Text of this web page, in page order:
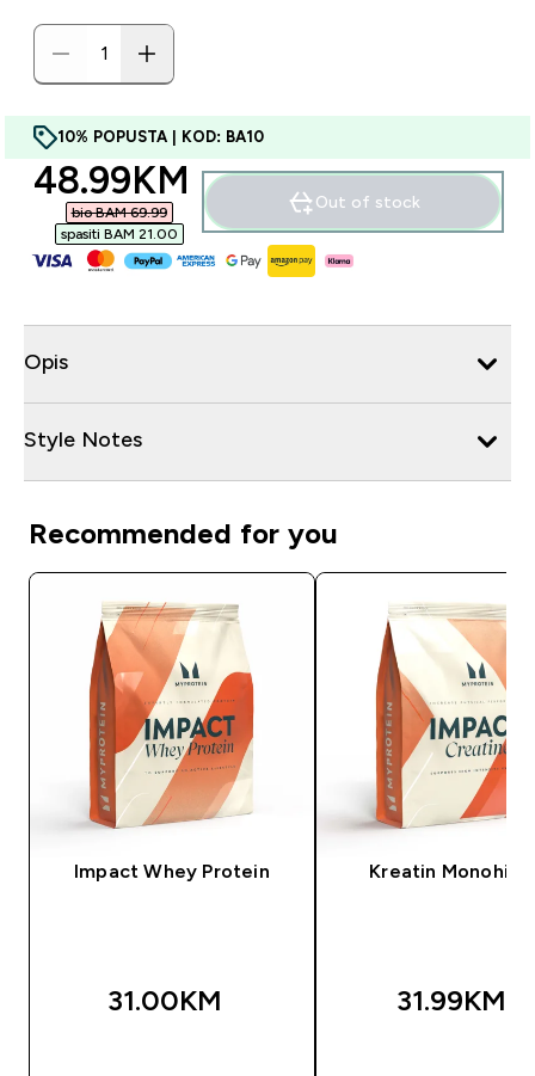
10% POPUSTA | KOD: BA10
discounted price
48.99KM‎
bio BAM 69.99‎
spasiti BAM 21.00‎
Out of stock
Opis
Style Notes
Recommended for you
Impact Whey Protein
31.00KM‎
Kreatin
31.99KM‎